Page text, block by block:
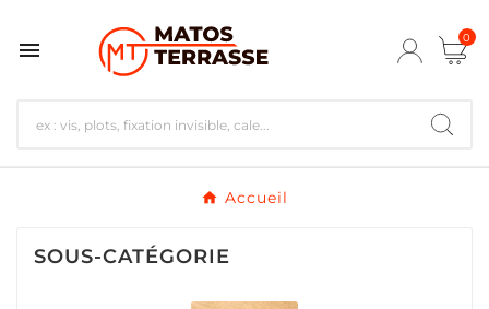
 0
Accueil
SOUS-CATÉGORIE